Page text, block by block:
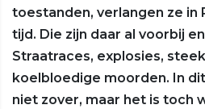
toestanden, verlangen ze in
tijd. Die zijn daar al voorbij
Straatraces, explosies,
koelbloedige moorden. In
niet zover, maar het is toch